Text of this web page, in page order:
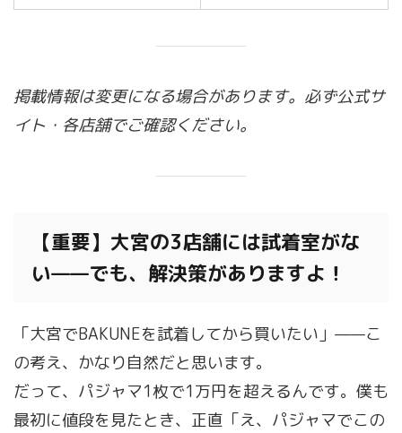
掲載情報は変更になる場合があります。必ず公式サ
イト・各店舗でご確認ください。
【重要】大宮の3店舗には試着室がな
い——でも、解決策がありますよ！
「大宮でBAKUNEを試着してから買いたい」——こ
の考え、かなり自然だと思います。
だって、パジャマ1枚で1万円を超えるんです。僕も
最初に値段を見たとき、正直「え、パジャマでこの